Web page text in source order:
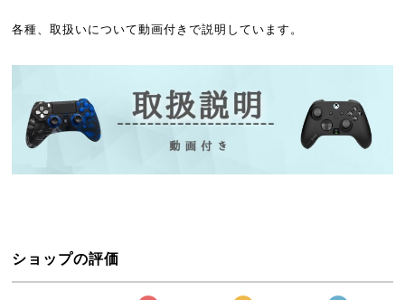
各種、取扱いについて動画付きで説明しています。
ショップの評価